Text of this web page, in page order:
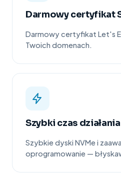
Darmowy certyfikat
Darmowy certyfikat Let's
Twoich domenach.
Szybki czas działania
Szybkie dyski NVMe i
oprogramowanie —